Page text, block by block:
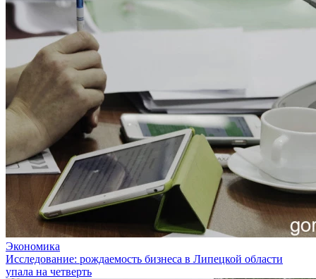
Экономика
Исследование: рождаемость бизнеса в Липецкой области
упала на четверть